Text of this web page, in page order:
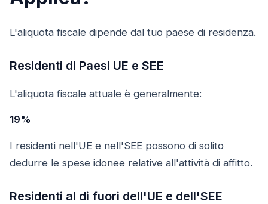
L'aliquota fiscale dipende dal tuo paese di residenza.
Residenti di Paesi UE e SEE
L'aliquota fiscale attuale è generalmente:
19%
I residenti nell'UE e nell'SEE possono di solito
dedurre le spese idonee relative all'attività di affitto.
Residenti al di fuori dell'UE e dell'SEE